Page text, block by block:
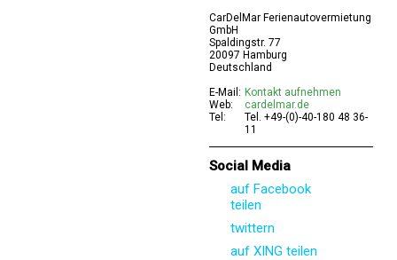
CarDelMar Ferienautovermietung
GmbH
Spaldingstr. 77
20097 Hamburg
Deutschland
E-Mail: Kontakt aufnehmen
Web:
cardelmar.de
Tel:
Tel. +49-(0)-40-180 48 36-
11
Social Media
auf Facebook
teilen
twittern
auf XING teilen